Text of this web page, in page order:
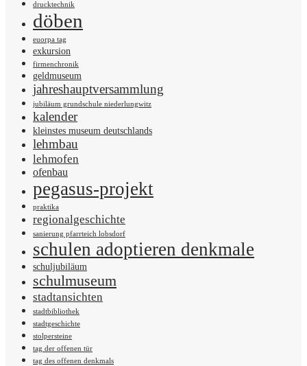
drucktechnik
döben
euorpa tag
exkursion
firmenchronik
geldmuseum
jahreshauptversammlung
jubiläum grundschule niederlungwitz
kalender
kleinstes museum deutschlands
lehmbau
lehmofen
ofenbau
pegasus-projekt
praktika
regionalgeschichte
sanierung pfarrteich lobsdorf
schulen adoptieren denkmale
schuljubiläum
schulmuseum
stadtansichten
stadtbibliothek
stadtgeschichte
stolpersteine
tag der offenen tür
tag des offenen denkmals